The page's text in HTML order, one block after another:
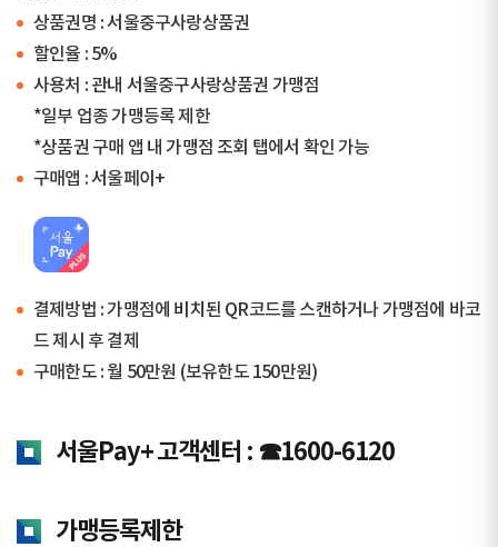
상품권명 : 서울중구사랑상품권
할인율 : 5%
사용처 : 관내 서울중구사랑상품권 가맹점
*일부 업종 가맹등록 제한
*상품권 구매 앱 내 가맹점 조회 탭에서 확인 가능
구매앱 : 서울페이+
결제방법 : 가맹점에 비치된 QR코드를 스캔하거나 가맹점에 바코
드 제시 후 결제
구매한도 : 월 50만원 (보유한도 150만원)
서울Pay+ 고객센터 : ☎1600-6120
가맹등록제한